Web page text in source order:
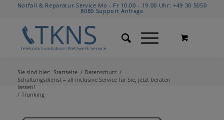
Notfall & Reparatur-Service Mo - Fr 10.00 - 19.00 Uhr:+49 30 5050
8080 Support Anfrage
Sie sind hier: Startseite / Datenschutz /
Schaltungsdienst – all inclusive Service für Sie, jetzt beraten
lassen!
/ Trunking